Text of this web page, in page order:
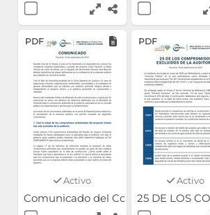
PDF
Activo
Comunicado del Comité
PDF
Activo
25 DE LOS